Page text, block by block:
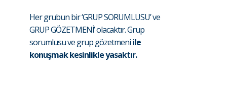
Her grubun bir ‘GRUP SORUMLUSU’ ve
GRUP GÖZETMENİ’ olacaktır. Grup
sorumlusu ve grup gözetmeniile
konuşmak kesinlikle yasaktır.